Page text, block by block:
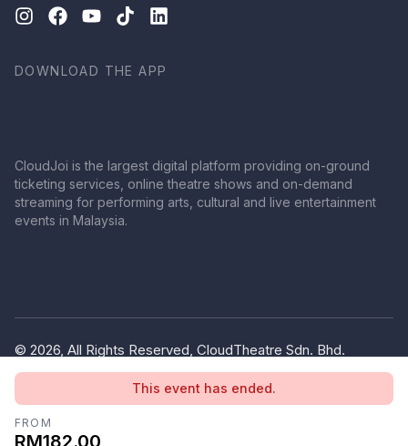
This event has ended.
FROM
RM182.00
DOWNLOAD THE APP
CloudJoi is the largest digital platform providing on-ground
ticketing services, online theatre shows and on-demand
streaming for performing arts, cultural and live entertainment
events in Malaysia.
© 2026, All Rights Reserved, CloudTheatre Sdn. Bhd.
(1380445-V)
Terms of Use